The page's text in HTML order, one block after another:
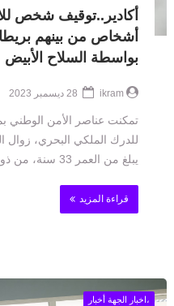
أكادير..توقيف شخص
أشخاص من بينهم
بواسطة السلاح الأبيض
ikram
تمكنت عناصر الأمن الوطني
للدرك الملكي البحري،
يبلغ من العمر 33 سنة، من ذوي الس...
قراءة المزيد
،اخبار الجهة أخبار